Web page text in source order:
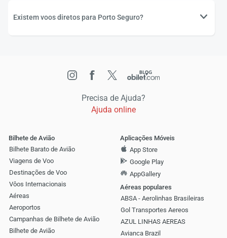
Existem voos diretos para Porto Seguro?
Precisa de Ajuda?
Ajuda online
Bilhete de Avião
Bilhete Barato de Avião
Viagens de Voo
Destinações de Voo
Vôos Internacionais
Aéreas
Aeroportos
Campanhas de Bilhete de Avião
Bilhete de Avião
Aplicações Móveis
App Store
Google Play
AppGallery
Aéreas populares
ABSA - Aerolinhas Brasileiras
Gol Transportes Aereos
AZUL LINHAS AEREAS
Avianca Brazil